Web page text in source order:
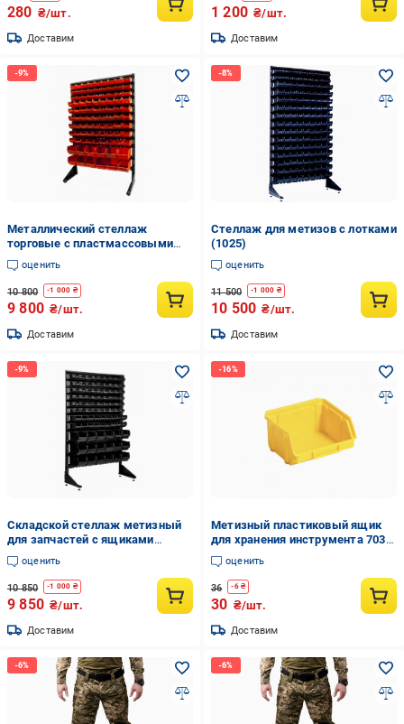
280 ₴/шт.
Доставим
1 200 ₴/шт.
Доставим
Металлический стеллаж
торговые с пластмассовыми
ящиками для метизов (6288475)
оценить
10 800 -1 000 ₴
9 800 ₴/шт.
Доставим
Стеллаж для метизов с лотками
(1025)
оценить
11 500 -1 000 ₴
10 500 ₴/шт.
Доставим
Складской стеллаж метизный
для запчастей с ящиками
металлический (1501-6/2/3 CH)
оценить
10 850 -1 000 ₴
9 850 ₴/шт.
Доставим
Метизный пластиковый ящик
для хранения инструмента 703
90х100х50 см Желтый
оценить
36 -6₴
30 ₴/шт.
Доставим